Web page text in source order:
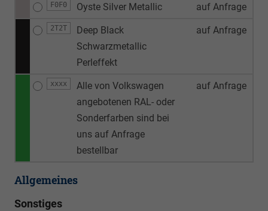
F0F0 Oyste Silver Metallic auf Anfrage
2T2T
Deep Black
Schwarzmetallic
Perleffekt
auf Anfrage
xxxx
Alle von Volkswagen
angebotenen RAL- oder
Sonderfarben sind bei
uns auf Anfrage
bestellbar
auf Anfrage
Allgemeines
Sonstiges